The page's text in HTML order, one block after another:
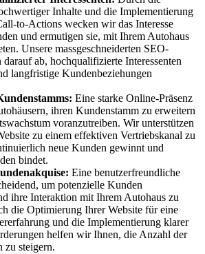
Inhalte und die Implementierung
to-Actions wecken wir das Interesse
und ermutigen sie, mit Ihrem Autohaus
Unsere massgeschneiderten SEO-
darauf ab, hochqualifizierte Interessenten
langfristige Kundenbeziehungen
Eine starke Online-Präsenz
ihren Kundenstamm zu erweitern
voranzutreiben. Wir unterstützen
zu einem effektiven Vertriebskanal zu
neue Kunden gewinnt und
bindet.
Eine benutzerfreundliche
um potenzielle Kunden
ihre Interaktion mit Ihrem Autohaus zu
die Optimierung Ihrer Website für eine
und die Implementierung klarer
helfen wir Ihnen, die Anzahl der
zu steigern.